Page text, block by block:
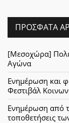
ΠΡΌΣΦΑΤΑ
[Μεσοχώρα]
Αγώνα
Ενημέρωση και
Φεστιβάλ
Ενημέρωση από
τοποθετήσεις